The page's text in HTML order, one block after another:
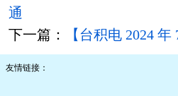
通
下一篇：
【台积电 2024
友情链接：